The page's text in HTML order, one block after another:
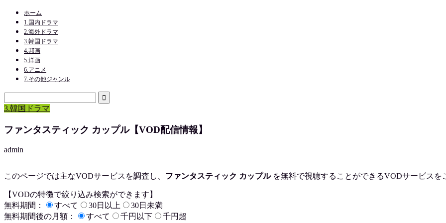
ホーム
1.国内ドラマ
2.海外ドラマ
3.韓国ドラマ
4.邦画
5.洋画
6.アニメ
7.その他ジャンル
3.韓国ドラマ
ファンタスティック カップル【VOD配信情報】
admin
このページでは主なVODサービスを調査し、 ファンタスティック カップルを無料で視聴することができるVODサービスを
【VODの特徴で絞り込み検索ができます】
無料期間：
すべて 30日以上
30日未満
無料期間後の月額：
すべて 千円以下
千円超